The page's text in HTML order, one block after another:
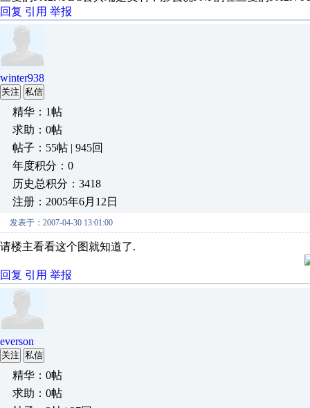
回复 引用 举报
winter938
关注 私信
精华：1帖
求助：0帖
帖子：55帖 | 945回
年度积分：0
历史总积分：3418
注册：2005年6月12日
发表于：2007-04-30 13:01:00
请楼主看看这个图就知道了.
回复 引用 举报
everson
关注 私信
精华：0帖
求助：0帖